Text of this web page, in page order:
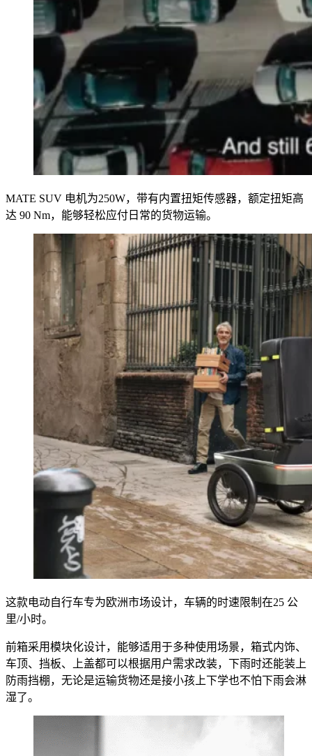
MATE SUV 电机为250W，带有内置扭矩传感器，额定扭矩高
达 90 Nm，能够轻松应付日常的货物运输。
这款电动自行车专为欧洲市场设计，车辆的时速限制在25 公
里/小时。
前箱采用模块化设计，能够适用于多种使用场景，箱式内饰、
车顶、挡板、上盖都可以根据用户需求改装，下雨时还能装上
防雨挡棚，无论是运输货物还是接小孩上下学也不怕下雨会淋
湿了。